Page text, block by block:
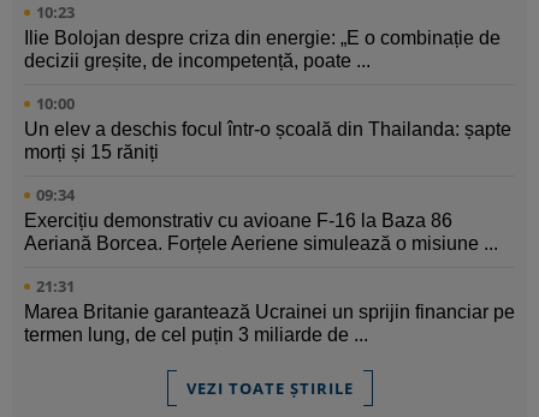
10:23
Ilie Bolojan despre criza din energie: „E o combinație de
decizii greșite, de incompetență, poate ...
10:00
Un elev a deschis focul într-o școală din Thailanda: șapte
morți și 15 răniți
09:34
Exercițiu demonstrativ cu avioane F-16 la Baza 86
Aeriană Borcea. Forțele Aeriene simulează o misiune ...
21:31
Marea Britanie garantează Ucrainei un sprijin financiar pe
termen lung, de cel puțin 3 miliarde de ...
VEZI TOATE ȘTIRILE